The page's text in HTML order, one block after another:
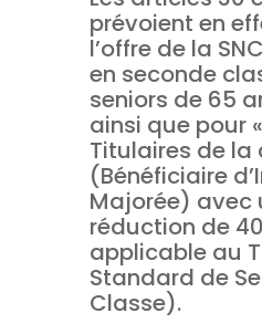
prévoient en
l’offre de la
en seconde
seniors de 65
ainsi que pour
Titulaires de la
(Bénéficiaire
Majorée) avec
réduction de
applicable au
Standard de
Classe).